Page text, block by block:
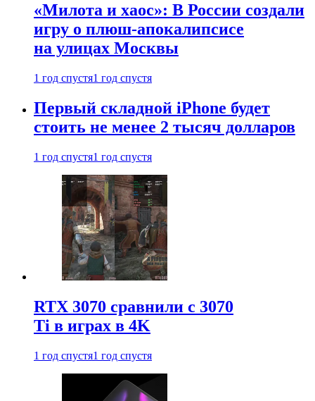
«Милота и хаос»: В России создали
игру о плюш-апокалипсисе
на улицах Москвы
1 год спустя1 год спустя
Первый складной iPhone будет
стоить не менее 2 тысяч долларов
1 год спустя1 год спустя
RTX 3070 сравнили с 3070
Ti в играх в 4K
1 год спустя1 год спустя